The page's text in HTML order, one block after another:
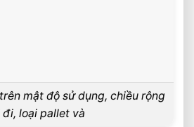
mật độ sử dụng, chiều rộng
đi, loại pallet và